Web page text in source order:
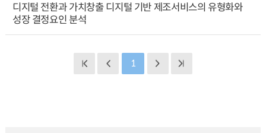
디지털 전환과 가치창출 디지털 기반 제조서비스의 유형화와
성장 결정요인 분석
1